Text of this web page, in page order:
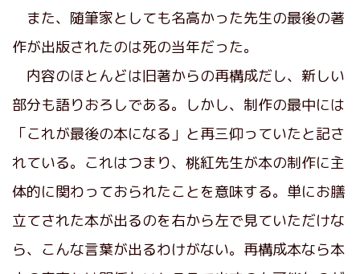
また、随筆家としても名高かった先生の最後の著
作が出版されたのは死の当年だった。
内容のほとんどは旧著からの再構成だし、新しい
部分も語りおろしである。しかし、制作の最中には
「これが最後の本になる」と再三仰っていたと記さ
れている。これはつまり、桃紅先生が本の制作に主
体的に関わっておられたことを意味する。単にお膳
立てされた本が出るのを右から左で見ていただけな
ら、こんな言葉が出るわけがない。再構成本なら本